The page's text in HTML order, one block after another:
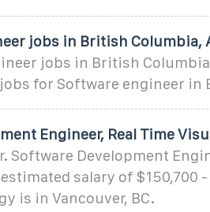
jobs in British Columbia,
jobs in British
for Software engineer
Engineer, Real Time
Software Development
salary of $150,700
is in Vancouver, BC.